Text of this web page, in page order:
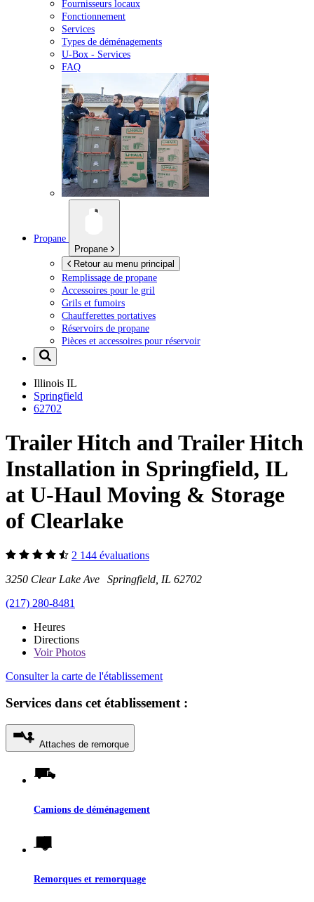
Fournisseurs locaux
Fonctionnement
Services
Types de déménagements
U-Box - Services
FAQ
Propane
Propane
Retour au menu principal
Remplissage de propane
Accessoires pour le gril
Grils et fumoirs
Chaufferettes portatives
Réservoirs de propane
Pièces et accessoires pour réservoir
Illinois IL
Springfield
62702
Trailer Hitch and Trailer Hitch
Installation in Springfield, IL
at U-Haul Moving & Storage
of Clearlake
2 144 évaluations
3250 Clear Lake Ave Springfield, IL 62702
(217) 280-8481
Heures
Directions
VoirPhotos
Consulter la carte de l'établissement
Services dans cet établissement :
Attaches de remorque
Camions de déménagement
Remorques et remorquage